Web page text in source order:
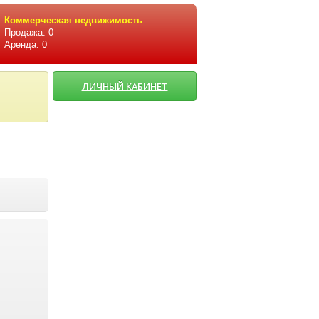
Коммерческая недвижимость
Продажа: 0
Аренда: 0
ЛИЧНЫЙ КАБИНЕТ